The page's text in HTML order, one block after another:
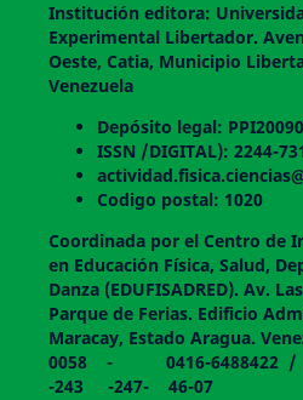
Institución editora:
Experimental Libertador.
Oeste, Catia, Municipio
Venezuela
Depósito legal:
ISSN /DIGITAL): 2244-
Codigo postal: 1020
Coordinada por el Centro de
en Educación Física, Salud,
Danza (EDUFISADRED). Av.
Parque de Ferias. Edificio
Maracay, Estado Aragua.
0058 - 0416-
-243 -247- 46-07